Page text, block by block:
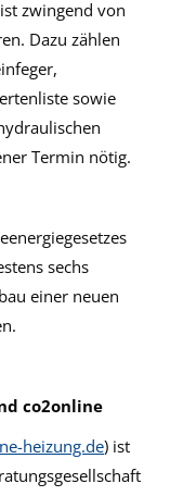
zwingend von
Dazu zählen
sowie
Termin nötig.
sechs
einer neuen
co2online
heizung.de) ist